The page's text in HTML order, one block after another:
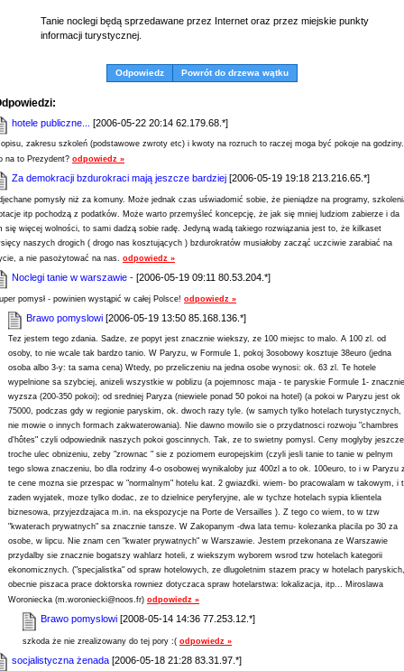
Tanie noclegi będą sprzedawane przez Internet oraz przez miejskie punkty
informacji turystycznej.
Odpowiedz Powrót do drzewa wątku
hotele publiczne... [2006-05-22 20:14 62.179.68.*]
zakresu szkoleń (podstawowe zwroty etc) i kwoty na rozruch to raczej moga być pokoje na
na to Prezydent? odpowiedz »
Za demokracji bzdurokraci mają jeszcze bardziej [2006-05-19 19:18 213.216.65.*]
pomysły niż za komuny. Może jednak czas uświadomić sobie, że pieniądze na programy,
itp pochodzą z podatków. Może warto przemyśleć koncepcję, że jak się mniej ludziom zabierze i da
się więcej wolności, to sami dadzą sobie radę. Jedyną wadą takiego rozwiązania jest to, że kilkaset
naszych drogich ( drogo nas kosztujących ) bzdurokratów musiałoby zacząć uczciwie zarabiać na
a nie pasożytować na nas. odpowiedz »
Noclegi tanie w warszawie - [2006-05-19 09:11 80.53.204.*]
pomysł - powinien wystąpić w całej Polsce! odpowiedz »
Brawo pomyslowi [2006-05-19 13:50 85.168.136.*]
Tez jestem tego zdania. Sadze, ze popyt jest znacznie wiekszy, ze 100 miejsc to malo. A 100 zl. od
osoby, to nie wcale tak bardzo tanio. W Paryzu, w Formule 1, pokoj 3osobowy kosztuje 38euro (jedna
osoba albo 3-y: ta sama cena) Wtedy, po przeliczeniu na jedna osobe wynosi: ok. 63 zl. Te hotele
wypelnione sa szybciej, anizeli wszystkie w poblizu (a pojemnosc maja - te paryskie Formule 1- znacznie
wyzsza (200-350 pokoi); od sredniej Paryza (niewiele ponad 50 pokoi na hotel) (a pokoi w Paryzu jest ok
75000, podczas gdy w regionie paryskim, ok. dwoch razy tyle. (w samych tylko hotelach turystycznych,
nie mowie o innych formach zakwaterowania). Nie dawno mowilo sie o przydatnosci rozwoju "chambres
d'hôtes" czyli odpowiednik naszych pokoi goscinnych. Tak, ze to swietny pomysl. Ceny moglyby jeszcze
troche ulec obnizeniu, zeby "zrownac " sie z poziomem europejskim (czyli jesli tanie to tanie w pelnym
tego slowa znaczeniu, bo dla rodziny 4-o osobowej wynikaloby juz 400zl a to ok. 100euro, to i w Paryzu
te cene mozna sie przespac w "normalnym" hotelu kat. 2 gwiazdki. wiem- bo pracowalam w takowym, i
zaden wyjatek, moze tylko dodac, ze to dzielnice peryferyjne, ale w tychze hotelach sypia klientela
biznesowa, przyjezdzajaca m.in. na ekspozycje na Porte de Versailles ). Z tego co wiem, to w tzw
"kwaterach prywatnych" sa znacznie tansze. W Zakopanym -dwa lata temu- kolezanka placila po 30 za
osobe, w lipcu. Nie znam cen "kwater prywatnych" w Warszawie. Jestem przekonana ze Warszawie
przydalby sie znacznie bogatszy wahlarz hoteli, z wiekszym wyborem wsrod tzw hotelach kategorii
ekonomicznych. ("specjalistka" od spraw hotelowych, ze dlugoletnim stazem pracy w hotelach paryskich,
obecnie piszaca prace doktorska rowniez dotyczaca spraw hotelarstwa: lokalizacja, itp... Miroslawa
Woroniecka (m.woroniecki@noos.fr) odpowiedz »
Brawo pomyslowi [2008-05-14 14:36 77.253.12.*]
szkoda że nie zrealizowany do tej pory :( odpowiedz »
socjalistyczna żenada [2006-05-18 21:28 83.31.97.*]